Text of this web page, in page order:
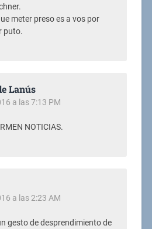
meter preso es a vos por
puto.
Lanús
a las 7:13 PM
NOTICIAS.
a las 2:23 AM
gesto de desprendimiento de